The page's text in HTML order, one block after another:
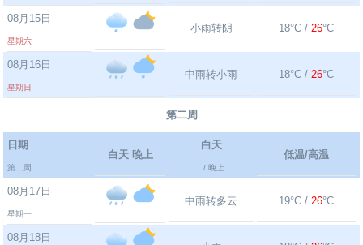
08月15日
星期六
小雨转阴 18°C / 26°C
08月16日
星期日
中雨转小雨 18°C / 26°C
第二周
日期
第二周
白天 晚上
白天
/ 晚上
低温/高温
08月17日
星期一
中雨转多云 19°C / 26°C
08月18日